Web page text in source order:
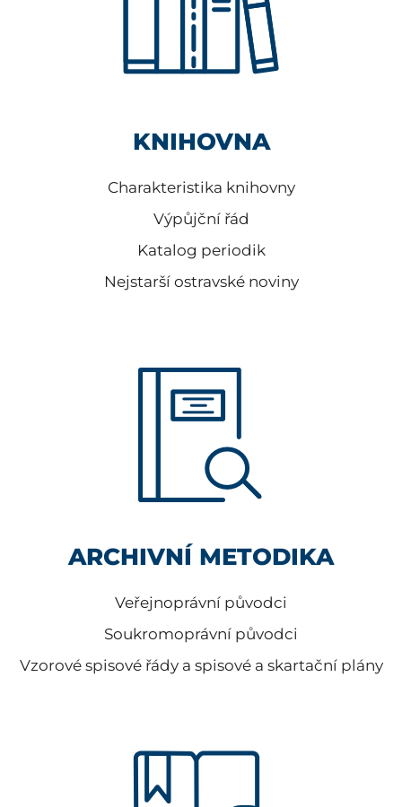
KNIHOVNA
Charakteristika knihovny
Výpůjční řád
Katalog periodik
Nejstarší ostravské noviny
ARCHIVNÍ METODIKA
Veřejnoprávní původci
Soukromoprávní původci
Vzorové spisové řády a spisové a skartační plány